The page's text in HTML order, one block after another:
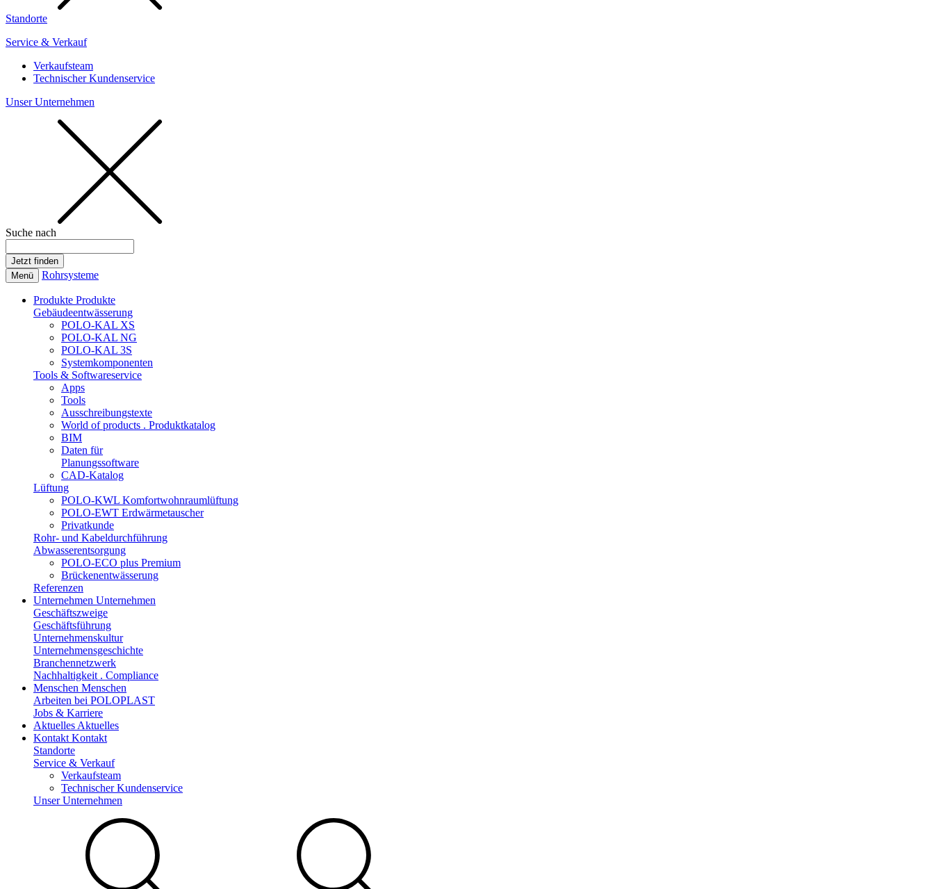
Standorte
Service & Verkauf
Verkaufsteam
Technischer Kundenservice
Unser Unternehmen
Suche nach
Menü Rohrsysteme
Produkte Produkte
Gebäudeentwässerung
POLO-KAL XS
POLO-KAL NG
POLO-KAL 3S
Systemkomponenten
Tools & Softwareservice
Apps
Tools
Ausschreibungstexte
World of products . Produktkatalog
BIM
Daten für
Planungssoftware
CAD-Katalog
Lüftung
POLO-KWL Komfortwohnraumlüftung
POLO-EWT Erdwärmetauscher
Privatkunde
Rohr- und Kabeldurchführung
Abwasserentsorgung
POLO-ECO plus Premium
Brückenentwässerung
Referenzen
Unternehmen Unternehmen
Geschäftszweige
Geschäftsführung
Unternehmenskultur
Unternehmensgeschichte
Branchennetzwerk
Nachhaltigkeit . Compliance
Menschen Menschen
Arbeiten bei POLOPLAST
Jobs & Karriere
Aktuelles Aktuelles
Kontakt Kontakt
Standorte
Service & Verkauf
Verkaufsteam
Technischer Kundenservice
Unser Unternehmen